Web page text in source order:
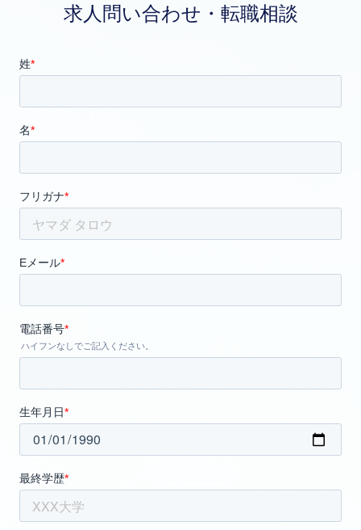
求人問い合わせ・転職相談